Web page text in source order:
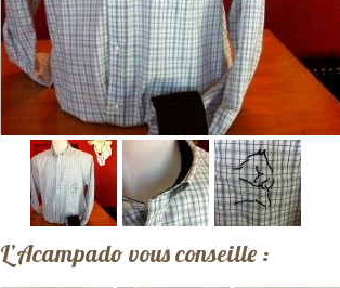
L’Acampado vous conseille :